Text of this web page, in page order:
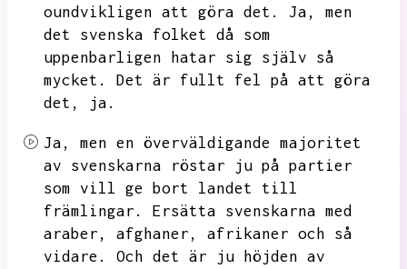
oundvikligen att göra det.
Ja,
men
det svenska folket då som
uppenbarligen hatar sig själv så
mycket.
Det är fullt fel på att göra
det,
ja.
Ja,
men en överväldigande majoritet
av svenskarna röstar ju på partier
som vill ge bort landet till
främlingar.
Ersätta svenskarna med
araber,
afghaner,
afrikaner och så
vidare.
Och det är ju höjden av